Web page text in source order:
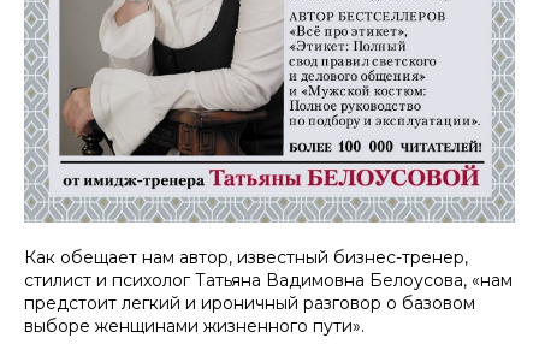
Как обещает нам автор, известный бизнес-тренер,
стилист и психолог Татьяна Вадимовна Белоусова, «нам
предстоит легкий и ироничный разговор о базовом
выборе женщинами жизненного пути».